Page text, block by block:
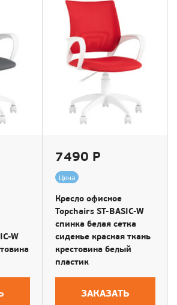
W
7490 Р
Цена
Кресло офисное
Topchairs ST-BASIC-W
спинка белая сетка
сиденье красная ткань
крестовина белый
пластик
ЗАКАЗАТЬ